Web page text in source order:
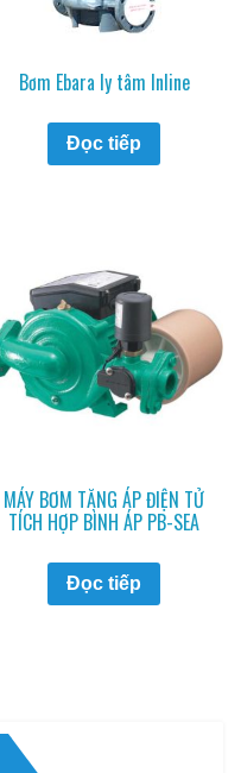
Bơm Ebara ly tâm Inline
Đọc tiếp
MÁY BƠM TĂNG ÁP ĐIỆN TỬ
TÍCH HỢP BÌNH ÁP PB-SEA
Đọc tiếp